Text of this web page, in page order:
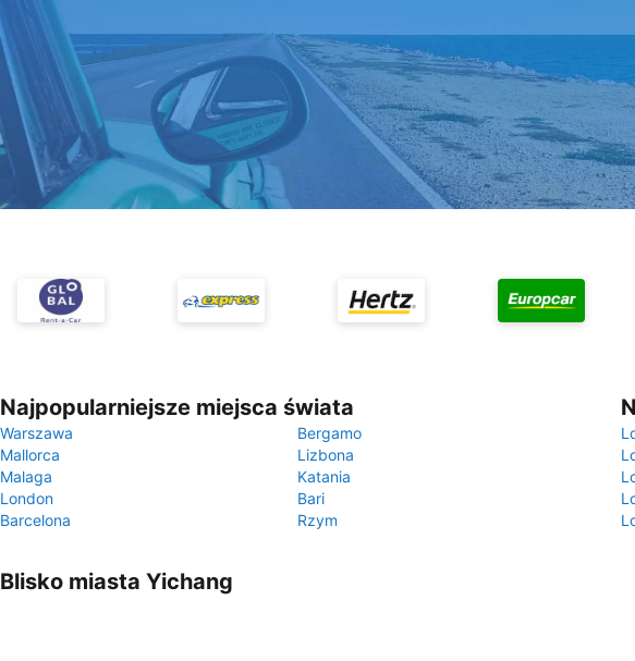
Najpopularniejsze miejsca świata
Warszawa
Bergamo
Mallorca
Lizbona
Malaga
Katania
London
Bari
Barcelona
Rzym
Blisko miasta Yichang